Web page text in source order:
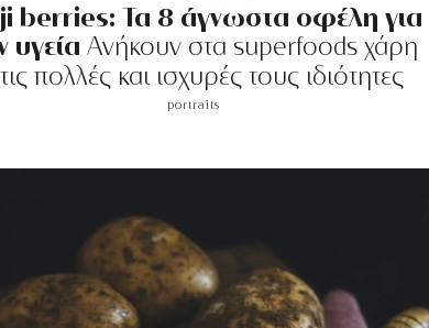
berries: Τα 8 άγνωστα οφέλη για
υγεία Aνήκουν στα superfoods χάρη
πολλές και ισχυρές τους ιδιότητες
portraits